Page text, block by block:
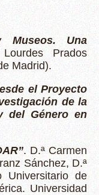
Museos. Una
Prados
Madrid).
el Proyecto
de la
del Género en
. D.ª Carmen
Sánchez, D.ª
Universitario de
Universidad